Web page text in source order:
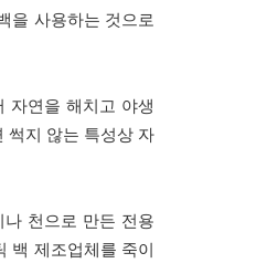
을 사용하는 것으로
자연을 해치고 야생
썩지 않는 특성상 자
천으로 만든 전용
백 제조업체를 죽이